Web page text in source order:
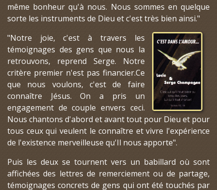
même bonheur qu'à nous. Nous sommes en quelque
sorte les instruments de Dieu et c'est très bien ainsi."
"Notre joie, c'est à travers les
témoignages des gens que nous la
retrouvons, reprend Serge. Notre
critère premier n'est pas financier.Ce
que nous voulons, c'est de faire
connaître Jésus. On a pris un
engagement de couple envers ceci.
Nous chantons d'abord et avant tout pour Dieu et pour
tous ceux qui veulent le connaître et vivre l'expérience
de l'existence merveilleuse qu'Il nous apporte".
Puis les deux se tournent vers un babillard où sont
affichées des lettres de remerciement ou de partage,
témoignages concrets de gens qui ont été touchés par